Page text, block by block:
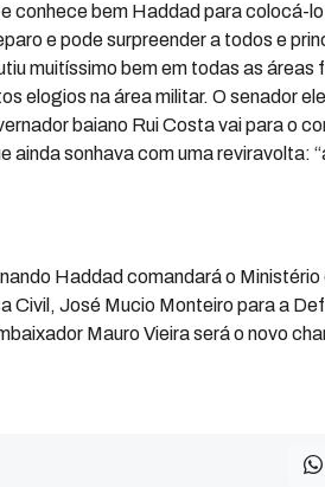
conhece bem Haddad para colocá-
e pode surpreender a todos e
muitíssimo bem em todas as áreas
elogios na área militar. O senador
baiano Rui Costa vai para o
ainda sonhava com uma reviravolta:
Haddad comandará o
Civil, José Mucio Monteiro para a
Mauro Vieira será o novo